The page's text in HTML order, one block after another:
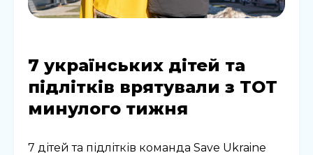
7 українських дітей та
підлітків врятували з ТОТ
минулого тижня
7 дітей та підлітків команда Save Ukraine